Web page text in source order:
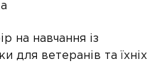
на навчання із
для ветеранів та їхніх